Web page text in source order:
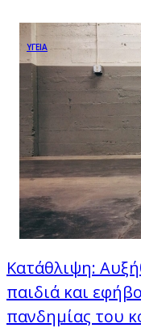
ΥΓΕΙΑ
Κατάθλιψη:
παιδιά και
πανδημίας του